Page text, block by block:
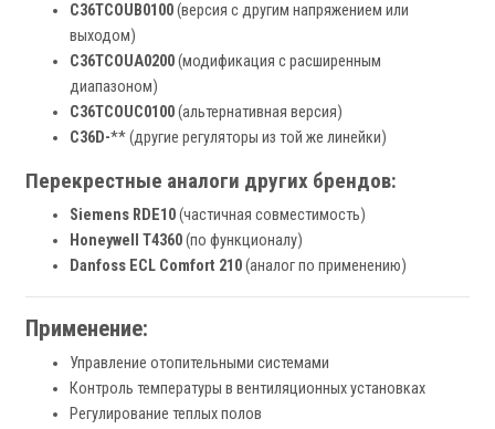
C36TCOUB0100(версия с другим напряжением или
выходом)
C36TCOUA0200(модификация с расширенным
диапазоном)
C36TCOUC0100(альтернативная версия)
C36D-** (другие регуляторы из той же линейки)
Перекрестные аналоги других брендов:
Siemens RDE10(частичная совместимость)
Honeywell T4360(по функционалу)
Danfoss ECL Comfort 210(аналог по применению)
Применение:
Управление отопительными системами
Контроль температуры в вентиляционных установках
Регулирование теплых полов